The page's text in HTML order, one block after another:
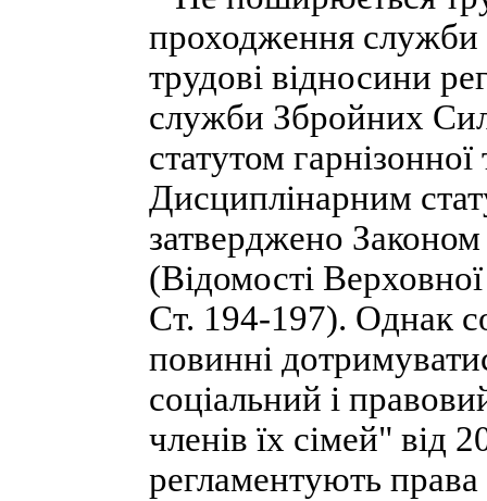
проходження служби
трудові відносини
служби Збройних
статутом
Дисциплінарним
затверджено
(Відомості
Ст. 194-197). Однак
повинні
соціальний і
членів їх сімей" від
регламентують